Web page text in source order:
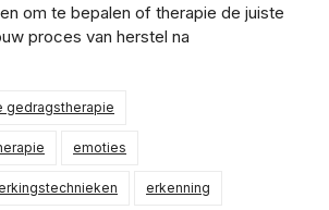
om te bepalen of therapie de juiste
proces van herstel na
gedragstherapie
emoties
erkenning